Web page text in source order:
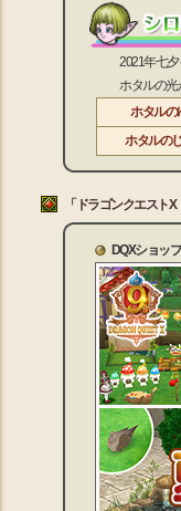
2021年七夕イ
ホタルの光が
ホタルの
ホタルの
「ドラゴンクエスト
DQXショッ